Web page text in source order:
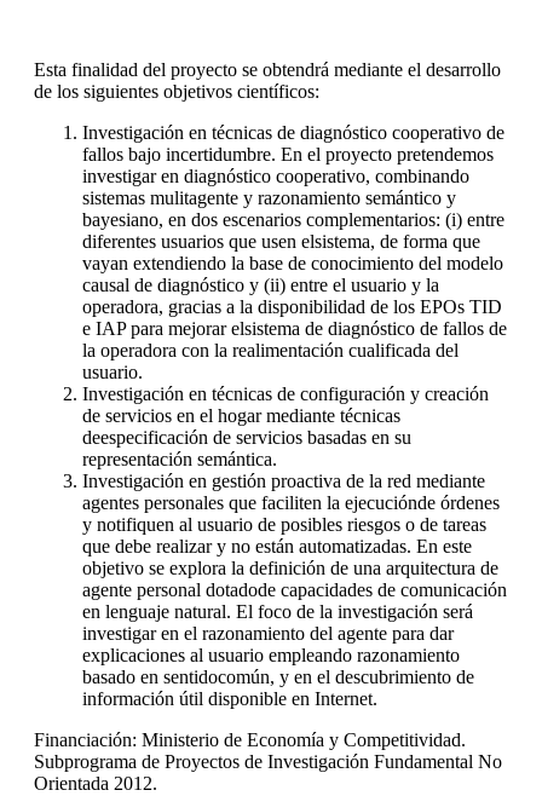
Esta finalidad del proyecto se obtendrá mediante el desarrollo
de los siguientes objetivos científicos:
Investigación en técnicas de diagnóstico cooperativo de
fallos bajo incertidumbre. En el proyecto pretendemos
investigar en diagnóstico cooperativo, combinando
sistemas mulitagente y razonamiento semántico y
bayesiano, en dos escenarios complementarios: (i) entre
diferentes usuarios que usen elsistema, de forma que
vayan extendiendo la base de conocimiento del modelo
causal de diagnóstico y (ii) entre el usuario y la
operadora, gracias a la disponibilidad de los EPOs TID
e IAP para mejorar elsistema de diagnóstico de fallos de
la operadora con la realimentación cualificada del
usuario.
Investigación en técnicas de configuración y creación
de servicios en el hogar mediante técnicas
deespecificación de servicios basadas en su
representación semántica.
Investigación en gestión proactiva de la red mediante
agentes personales que faciliten la ejecuciónde órdenes
y notifiquen al usuario de posibles riesgos o de tareas
que debe realizar y no están automatizadas. En este
objetivo se explora la definición de una arquitectura de
agente personal dotadode capacidades de comunicación
en lenguaje natural. El foco de la investigación será
investigar en el razonamiento del agente para dar
explicaciones al usuario empleando razonamiento
basado en sentidocomún, y en el descubrimiento de
información útil disponible en Internet.
Financiación: Ministerio de Economía y Competitividad.
Subprograma de Proyectos de Investigación Fundamental No
Orientada 2012.